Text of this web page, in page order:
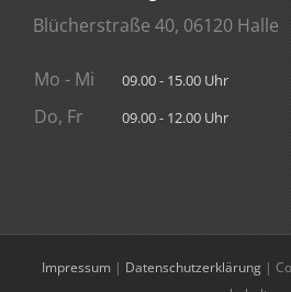
Blücherstraße 40, 06120 Halle
Mo - Mi 09.00 - 15.00 Uhr
Do, Fr 09.00 - 12.00 Uhr
Impressum | Datenschutzerklärung|